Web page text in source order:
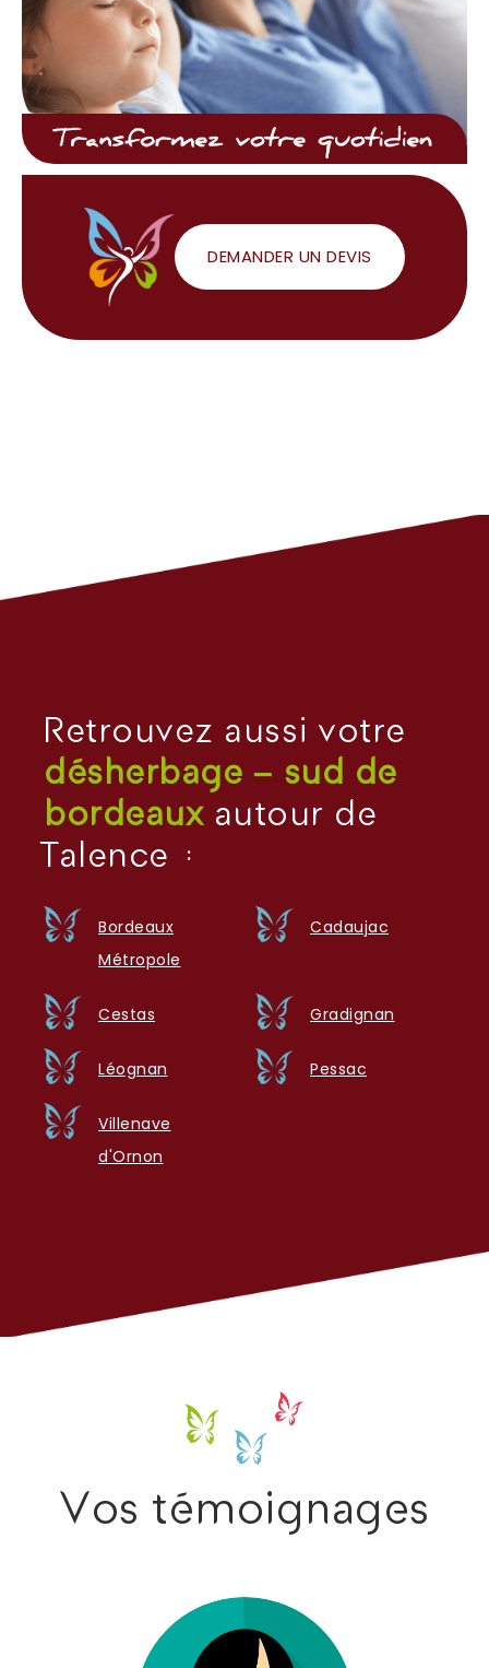
DEMANDER UN DEVIS
Retrouvez aussi votre
désherbage – sud de
bordeauxautour de
Talence :
Bordeaux
Métropole
Cadaujac
Cestas Gradignan
Léognan Pessac
Villenave
d'Ornon
Vos témoignages